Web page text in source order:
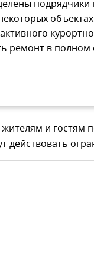
ремонт в
и гостям
действовать